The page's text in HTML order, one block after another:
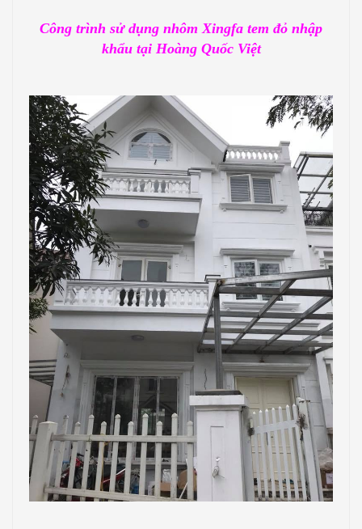
Công trình sử dụng nhôm Xingfa tem đỏ nhập
khẩu tại Hoàng Quốc Việt